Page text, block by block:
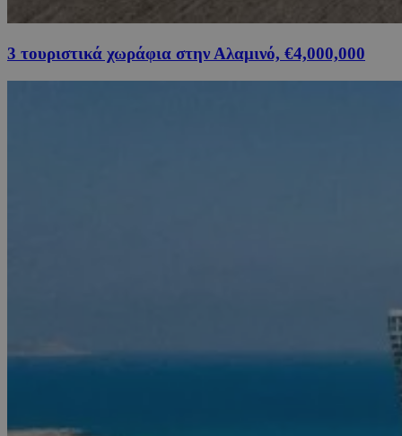
3 τουριστικά χωράφια στην Αλαμινό, €4,000,000